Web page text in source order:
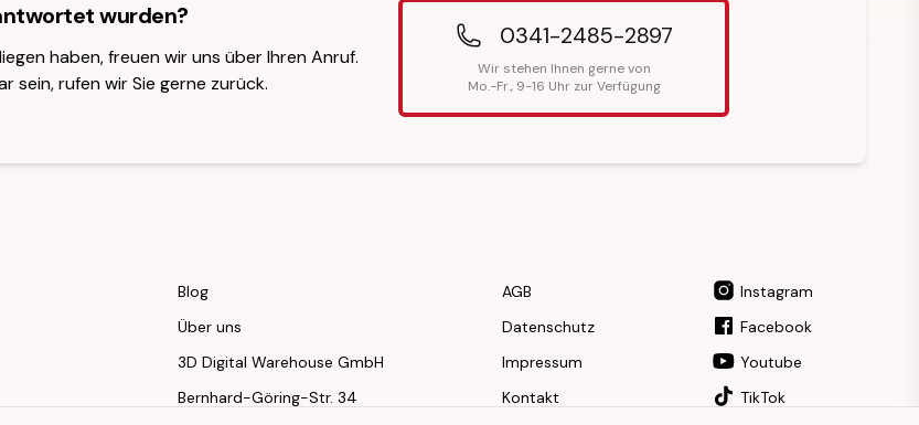
wurden?
haben, freuen wir uns über Ihren Anruf.
sein, rufen wir Sie gerne zurück.
0341-2485-2897
Wir stehen Ihnen gerne von
Mo.-Fr., 9-16 Uhr zur Verfügung
Blog
Über uns
3D Digital Warehouse GmbH
Bernhard-Göring-Str. 34
AGB
Datenschutz
Impressum
Kontakt
Instagram
Facebook
Youtube
TikTok